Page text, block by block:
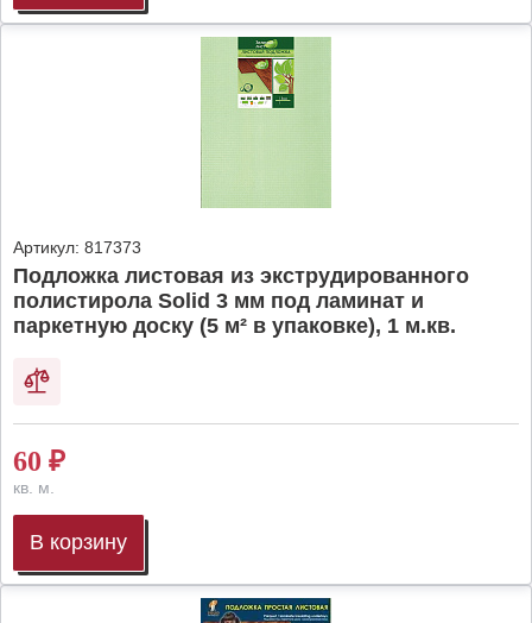
Артикул: 817373
Подложка листовая из экструдированного
полистирола Solid 3 мм под ламинат и
паркетную доску (5 м² в упаковке), 1 м.кв.
60 ₽
кв. м.
В корзину